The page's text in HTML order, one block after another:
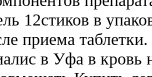
12стиков в
приема
в Уфа в кровь